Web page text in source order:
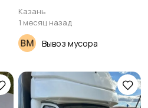
квартиры ( на помойку )
Казань
1 месяц назад
Вывоз мусора